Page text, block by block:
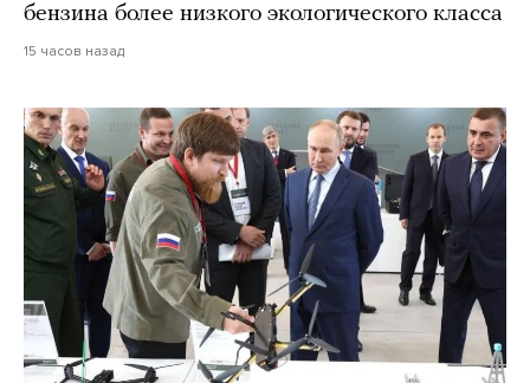
бензина более низкого экологического класса
15 часов назад